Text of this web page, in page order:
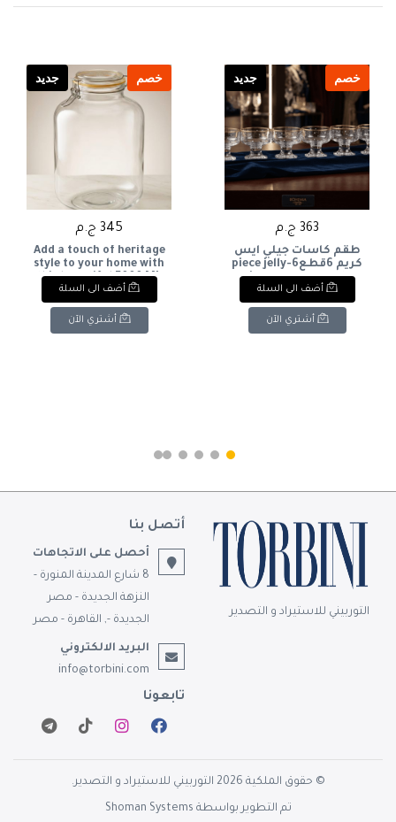
خصم جديد
363 ج.م
طقم كاسات جيلي ايس
كريم 6قطع6-piece jelly
ice cream cup set
أضف الى السلة
أشتري الآن
خصم جديد
345 ج.م
Add a touch of heritage
style to your home with
this beautiful 5000 ML
glass jar."
أضف الى السلة
أشتري الآن
التوربيني للاستيراد و التصدير
أتصل بنا
أحصل على الاتجاهات
8 شارع المدينة المنورة -
النزهة الجديدة - مصر
الجديدة -, القاهرة - مصر
البريد الالكتروني
info@torbini.com
تابعونا
© حقوق الملكية 2026 التوربيني للاستيراد و التصدير.
تم التطوير بواسطة Shoman Systems